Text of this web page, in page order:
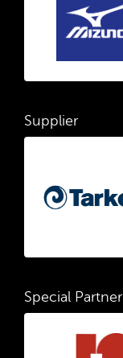
Supplier
Special Partner